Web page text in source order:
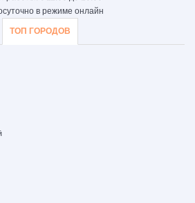
в режиме онлайн
ТОП ГОРОДОВ